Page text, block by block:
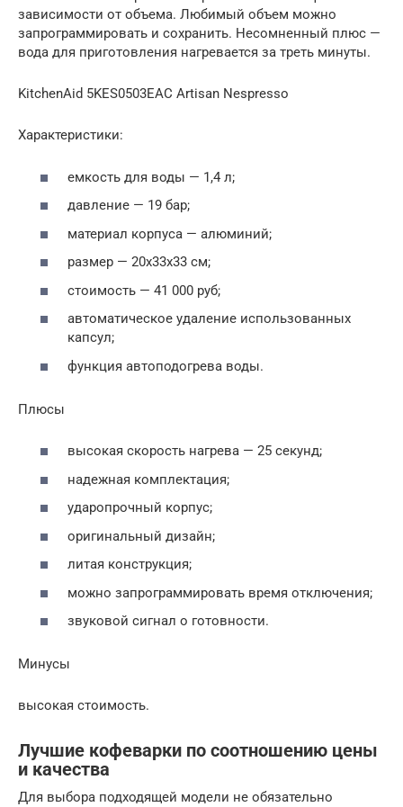
зависимости от объема. Любимый объем можно
запрограммировать и сохранить. Несомненный плюс —
вода для приготовления нагревается за треть минуты.
KitchenAid 5KES0503EAC Artisan Nespresso
Характеристики:
емкость для воды — 1,4 л;
давление — 19 бар;
материал корпуса — алюминий;
размер — 20х33х33 см;
стоимость — 41 000 руб;
автоматическое удаление использованных
капсул;
функция автоподогрева воды.
Плюсы
высокая скорость нагрева — 25 секунд;
надежная комплектация;
ударопрочный корпус;
оригинальный дизайн;
литая конструкция;
можно запрограммировать время отключения;
звуковой сигнал о готовности.
Минусы
высокая стоимость.
Лучшие кофеварки по соотношению цены
и качества
Для выбора подходящей модели не обязательно